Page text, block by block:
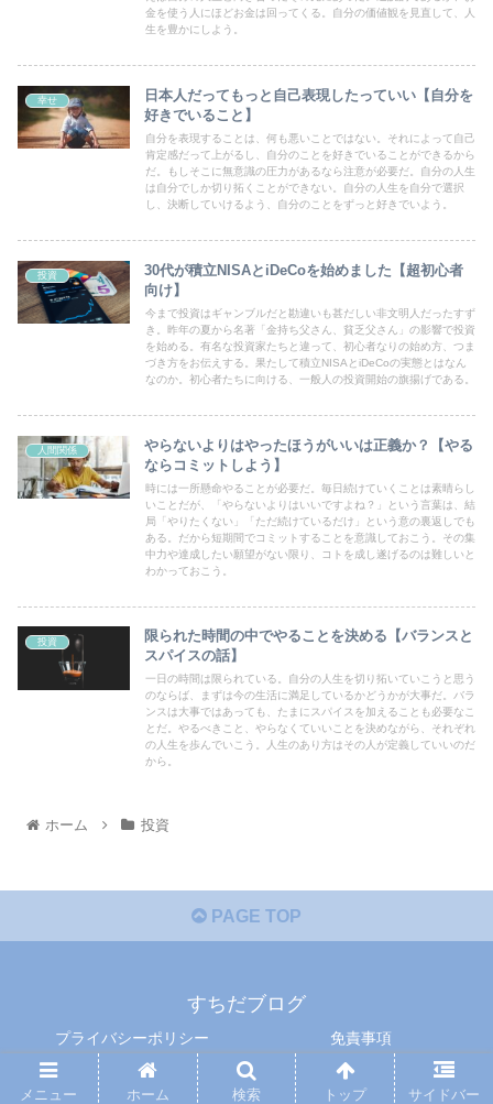
金を使う人にほどお金は回ってくる。自分の価値観を見直して、人
生を豊かにしよう。
幸せ
日本人だってもっと自己表現したっていい【自分を
好きでいること】
自分を表現することは、何も悪いことではない。それによって自己
肯定感だって上がるし、自分のことを好きでいることができるから
だ。もしそこに無意識の圧力があるなら注意が必要だ。自分の人生
は自分でしか切り拓くことができない。自分の人生を自分で選択
し、決断していけるよう、自分のことをずっと好きでいよう。
投資
30代が積立NISAとiDeCoを始めました【超初心者
向け】
今まで投資はギャンブルだと勘違いも甚だしい非文明人だったすず
き。昨年の夏から名著「金持ち父さん、貧乏父さん」の影響で投資
を始める。有名な投資家たちと違って、初心者なりの始め方、つま
づき方をお伝えする。果たして積立NISAとiDeCoの実態とはなん
なのか。初心者たちに向ける、一般人の投資開始の旗揚げである。
人間関係
やらないよりはやったほうがいいは正義か？【やる
ならコミットしよう】
時には一所懸命やることが必要だ。毎日続けていくことは素晴らし
いことだが、「やらないよりはいいですよね？」という言葉は、結
局「やりたくない」「ただ続けているだけ」という意の裏返しでも
ある。だから短期間でコミットすることを意識しておこう。その集
中力や達成したい願望がない限り、コトを成し遂げるのは難しいと
わかっておこう。
投資
限られた時間の中でやることを決める【バランスと
スパイスの話】
一日の時間は限られている。自分の人生を切り拓いていこうと思う
のならば、まずは今の生活に満足しているかどうかが大事だ。バラ
ンスは大事ではあっても、たまにスパイスを加えることも必要なこ
とだ。やるべきこと、やらなくていいことを決めながら、それぞれ
の人生を歩んでいこう。人生のあり方はその人が定義していいのだ
から。
ホーム 投資
PAGE TOP
すちだブログ
プライバシーポリシー 免責事項
© 2021 すちだブログ.
メニュー ホーム 検索 トップ サイドバー